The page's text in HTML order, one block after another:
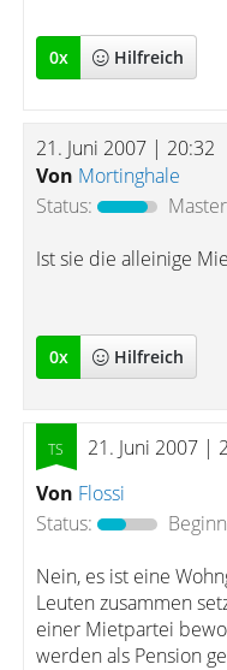
0x Hilfreich
21. Juni 2007 | 20:32
Von Mortinghale
Status:
Master
Ist sie die alleinige
0x Hilfreich
21. Juni 2007 |
Von Flossi
Status:
Nein, es ist eine
Leuten zusammen
einer Mietpartei
werden als Pension